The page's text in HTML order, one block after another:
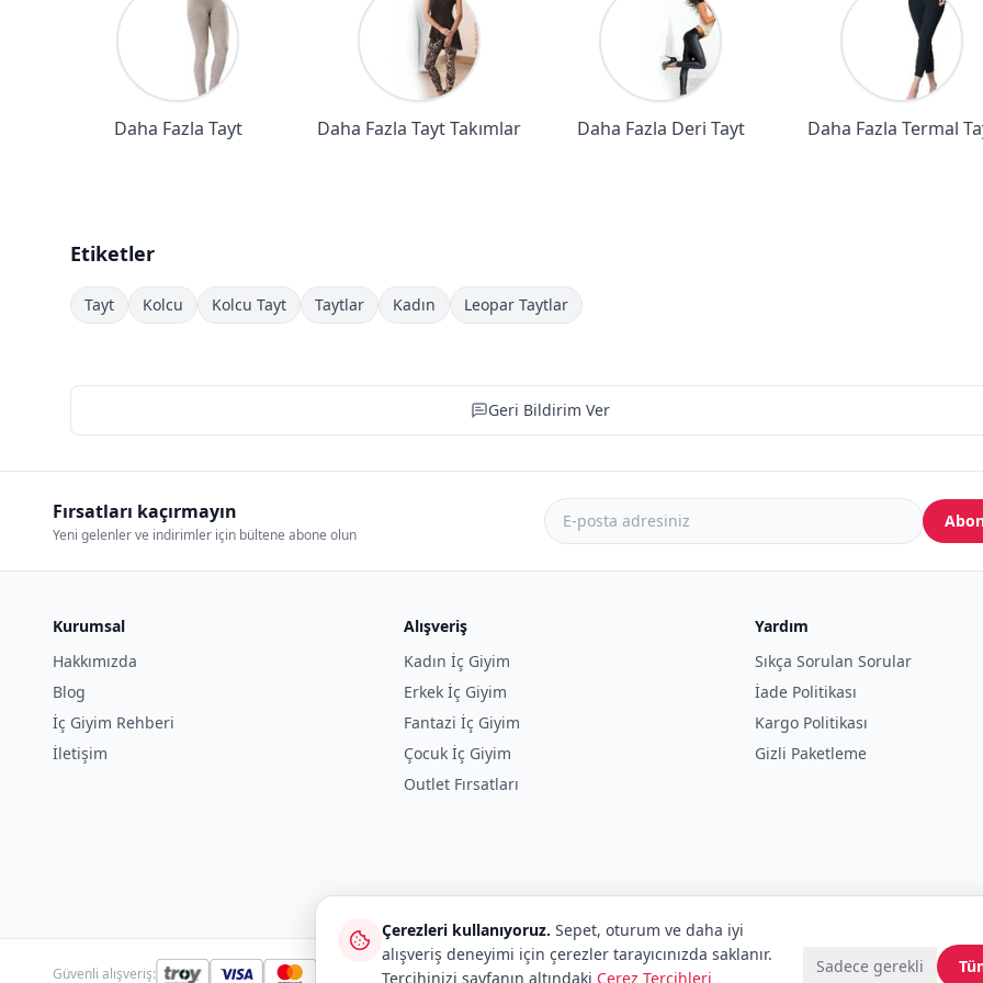
Daha Fazla Tayt Daha Fazla Tayt Takımlar Daha Fazla Deri Tayt Daha Fazla Termal
Etiketler
Tayt Kolcu Kolcu Tayt Taytlar Kadın Leopar Taytlar
Geri Bildirim Ver
Fırsatları kaçırmayın
Yeni gelenler ve indirimler için bültene abone olun
Kurumsal
Hakkımızda
Blog
İç Giyim Rehberi
İletişim
Alışveriş
Kadın İç Giyim
Erkek İç Giyim
Fantazi İç Giyim
Çocuk İç Giyim
Outlet Fırsatları
Yardım
Sıkça Sorulan Sorular
İade Politikası
Kargo Politikası
Gizli Paketleme
Güvenli alışveriş:
Çerezleri kullanıyoruz. Sepet, oturum ve daha iyi
alışveriş deneyimi için çerezler tarayıcınızda saklanır.
Tercihinizi sayfanın altındaki Çerez Tercihleri
Sadece gerekli